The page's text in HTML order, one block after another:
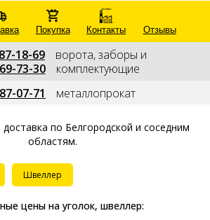
18-69
ворота, заборы и
73-30--- комплектующие
07-71 металлопрокат
Покупка Отзывы
Контакты
по Белгородской и соседним
областям.
Швеллер
цены на уголок, швеллер: